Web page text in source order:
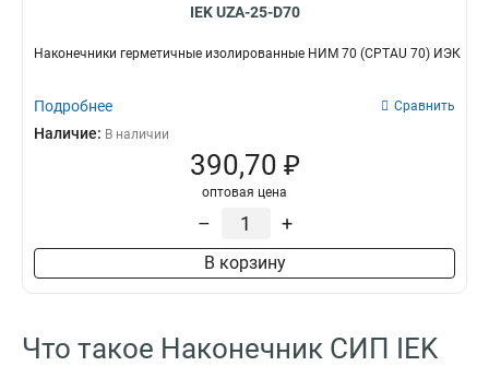
IEK UZA-25-D70
Наконечники герметичные изолированные НИМ 70 (CPTAU 70) ИЭК
Подробнее Сравнить
Наличие: В наличии
390,70 ₽
оптовая цена
– +
В корзину
Что такое Наконечник СИП IEK